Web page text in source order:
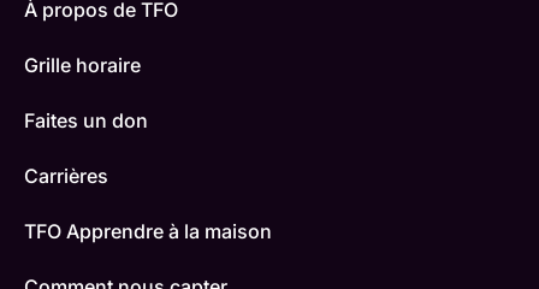
À propos de TFO
Grille horaire
Faites un don
Carrières
TFO Apprendre à la maison